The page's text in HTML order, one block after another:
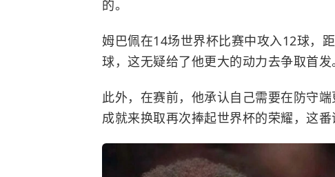
的。
姆巴佩在14场世界杯比赛中攻入12球，
球，这无疑给了他更大的动力去争取首发
此外，在赛前，他承认自己需要在防守
成就来换取再次捧起世界杯的荣耀，这番